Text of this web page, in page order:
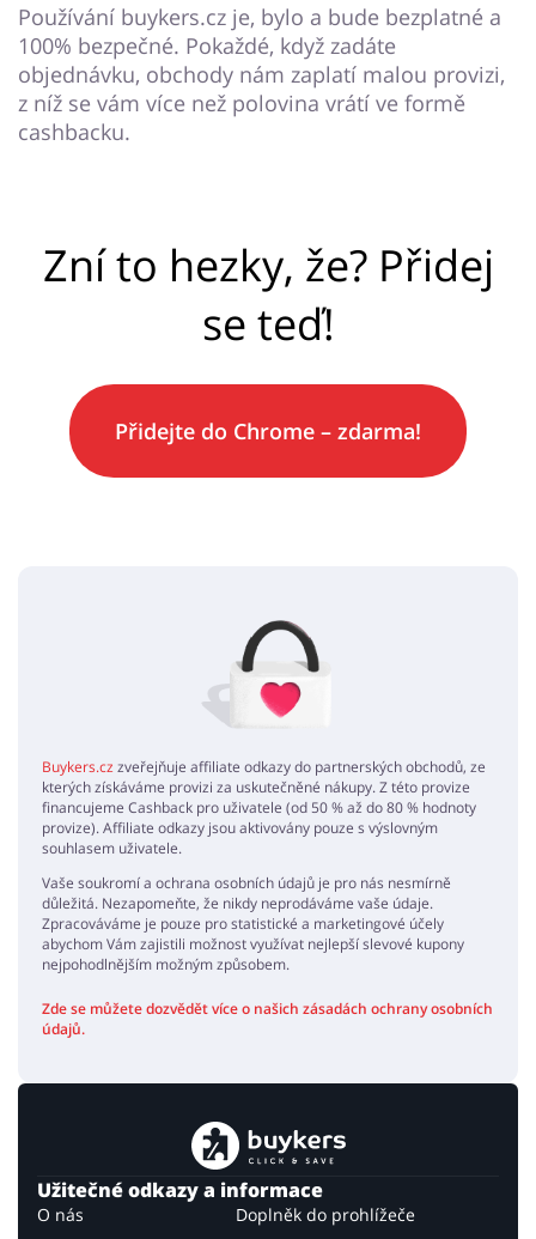
Používání buykers.cz je, bylo a bude bezplatné a
100% bezpečné. Pokaždé, když zadáte
objednávku, obchody nám zaplatí malou provizi,
z níž se vám více než polovina vrátí ve formě
cashbacku.
Zní to hezky, že? Přidej
se teď!
Přidejte do Chrome – zdarma!
Buykers.cz zveřejňuje affiliate odkazy do partnerských obchodů, ze
kterých získáváme provizi za uskutečněné nákupy. Z této provize
financujeme Cashback pro uživatele (od 50 % až do 80 % hodnoty
provize). Affiliate odkazy jsou aktivovány pouze s výslovným
souhlasem uživatele.
Vaše soukromí a ochrana osobních údajů je pro nás nesmírně
důležitá. Nezapomeňte, že nikdy neprodáváme vaše údaje.
Zpracováváme je pouze pro statistické a marketingové účely
abychom Vám zajistili možnost využívat nejlepší slevové kupony
nejpohodlnějším možným způsobem.
Zde se můžete dozvědět více o našich zásadách ochrany osobních
údajů.
Užitečné odkazy a informace
O nás
Doplněk do prohlížeče